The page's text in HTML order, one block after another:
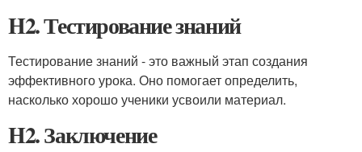
H2. Тестирование знаний
Тестирование знаний - это важный этап создания
эффективного урока. Оно помогает определить,
насколько хорошо ученики усвоили материал.
H2. Заключение